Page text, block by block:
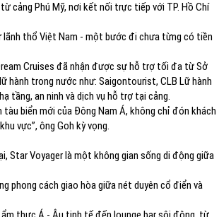
cảng Phú Mỹ, nơi kết nối trực tiếp với TP. Hồ Chí
thổ Việt Nam - một bước đi chưa từng có tiền
Cruises đã nhận được sự hỗ trợ tối đa từ Sở
hành trong nước như: Saigontourist, CLB Lữ hành
tầng, an ninh và dịch vụ hỗ trợ tại cảng.
biển mới của Đông Nam Á, không chỉ đón khách
vực”, ông Goh kỳ vọng.
Star Voyager là một không gian sống di động giữa
phong cách giao hòa giữa nét duyên cổ điển và